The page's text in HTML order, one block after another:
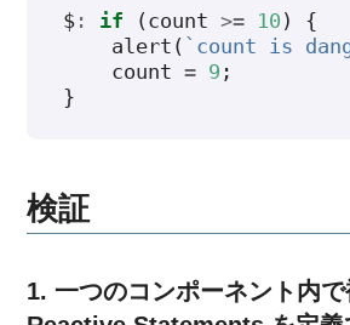
$ : if (count >= 10 )
{
alert ( `count is
count = 9 ;
}
検証
1. 一つのコンポーネント内